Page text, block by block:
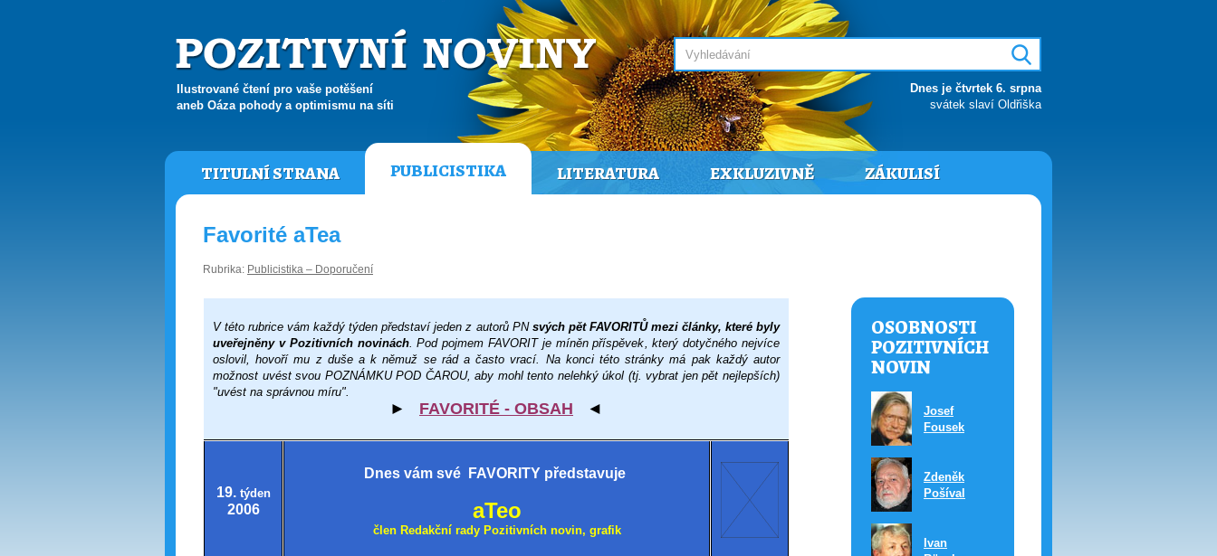
Ilustrované čtení pro vaše potěšení
aneb Oáza pohody a optimismu na síti
Dnes je čtvrtek 6. srpna
svátek slaví Oldřiška
TITULNÍ STRANA PUBLICISTIKA LITERATURA EXKLUZIVNĚ ZÁKULISÍ
Favorité aTea
Rubrika: Publicistika – Doporučení
V této rubrice vám každý týden představí jeden z autorů PN svých pět FAVORITŮ mezi články, které byly
uveřejněny v Pozitivních novinách. Pod pojmem FAVORIT je míněn příspěvek, který dotyčného nejvíce
oslovil, hovoří mu z duše a k němuž se rád a často vrací. Na konci této stránky má pak každý autor
možnost uvést svou POZNÁMKU POD ČAROU, aby mohl tento nelehký úkol (tj. vybrat jen pět nejlepších)
"uvést na správnou míru".
► FAVORITÉ - OBSAH ◄
19. týden
2006
Dnes vám své FAVORITY představuje
aTeo
člen Redakční rady Pozitivních novin, grafik
OSOBNOSTI
POZITIVNÍCH
NOVIN
Josef
Fousek
Zdeněk
Pošíval
Ivan